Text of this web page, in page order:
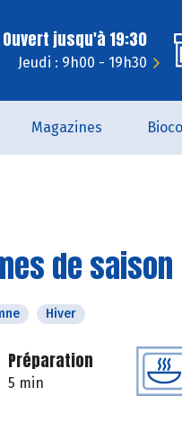
Ouvert jusqu'à 19:30
Jeudi : 9h00 - 19h30
Magazines
de saison
Hiver
Préparation
5 min